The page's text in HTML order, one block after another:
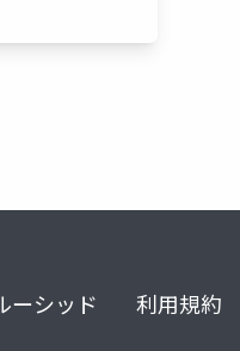
ーシッド 利用規約